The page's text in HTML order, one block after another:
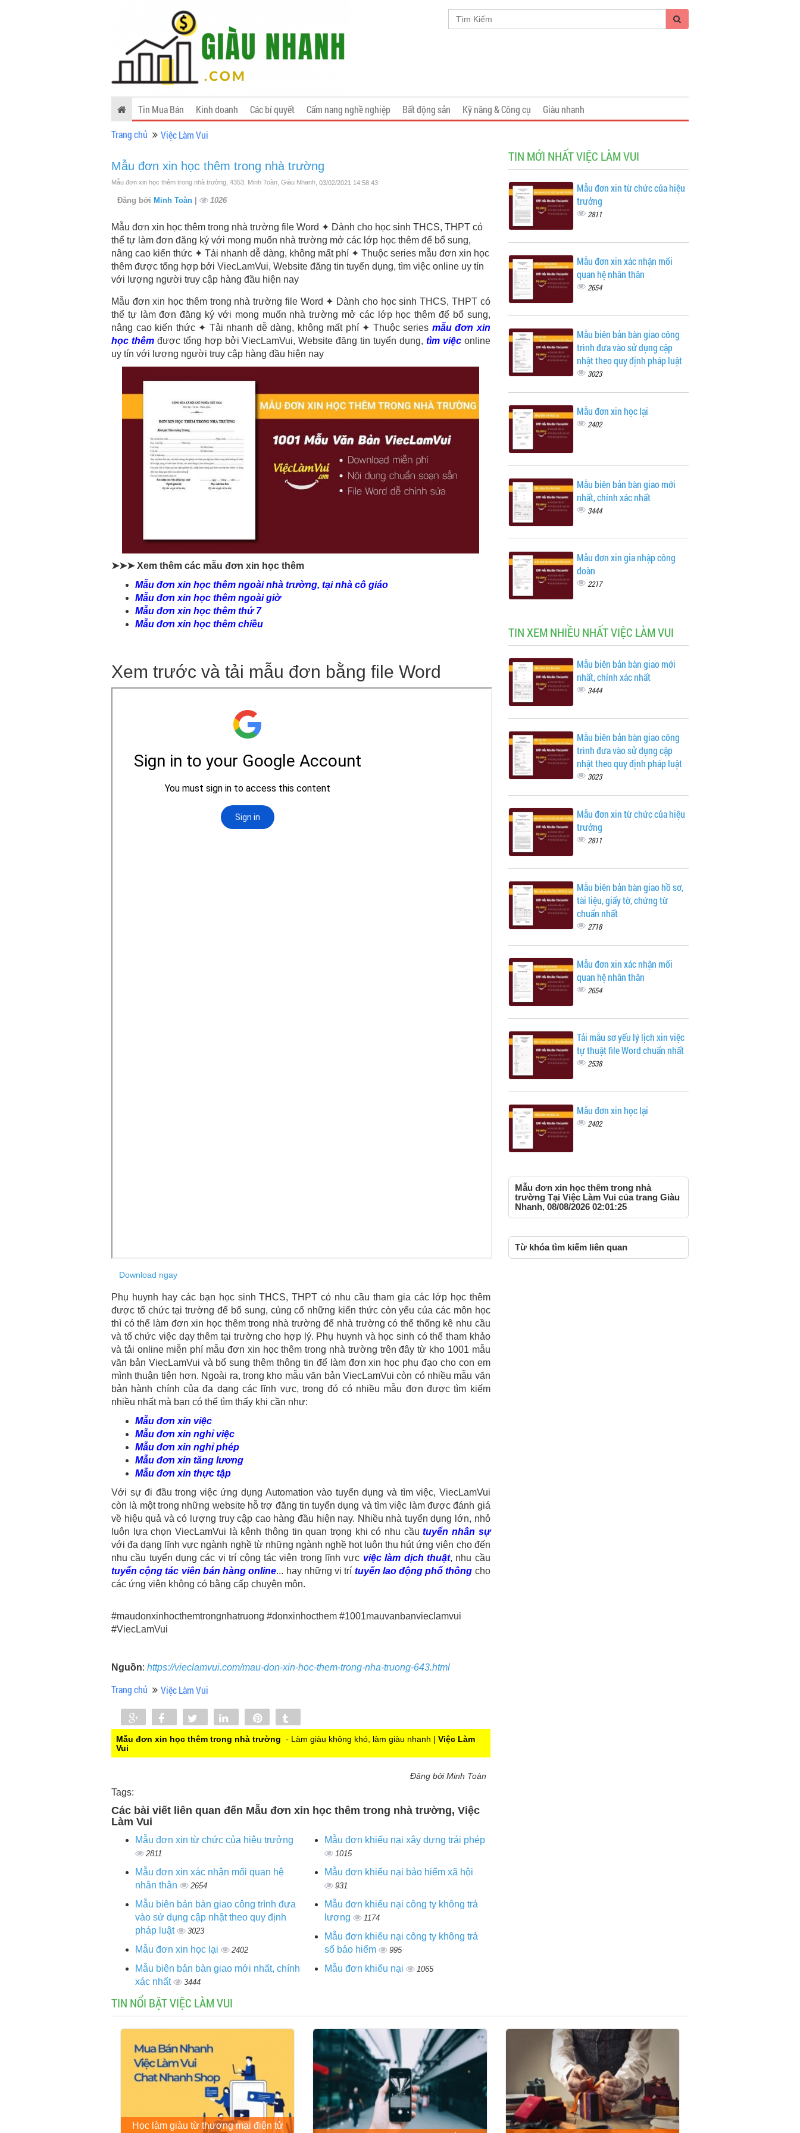
Tin Mua Bán Kinh doanh Các bí quyết Cẩm nang nghề nghiệp Bất động sản Kỹ năng & Công cụ
Giàu nhanh
Trang chủ
Việc Làm Vui
Mẫu đơn xin học thêm trong nhà trường
Mẫu đơn xin học thêm trong nhà trường, 4353, Minh Toàn, Giàu Nhanh , 03/02/2021 14:58:43
Đăng bởi Minh Toàn | 1026
Mẫu đơn xin học thêm trong nhà trường file Word ✦ Dành cho học sinh THCS, THPT có
thể tự làm đơn đăng ký với mong muốn nhà trường mở các lớp học thêm để bổ sung,
nâng cao kiến thức ✦ Tải nhanh dễ dàng, không mất phí ✦ Thuộc series mẫu đơn xin học
thêm được tổng hợp bởi ViecLamVui, Website đăng tin tuyển dụng, tìm việc online uy tín
với lượng người truy cập hàng đầu hiện nay
Mẫu đơn xin học thêm trong nhà trường file Word ✦ Dành cho học sinh THCS, THPT có
thể tự làm đơn đăng ký với mong muốn nhà trường mở các lớp học thêm để bổ sung,
nâng cao kiến thức ✦ Tải nhanh dễ dàng, không mất phí ✦ Thuộc series mẫu đơn xin
học thêmđược tổng hợp bởi ViecLamVui, Website đăng tin tuyển dụng, tìm việconline
uy tín với lượng người truy cập hàng đầu hiện nay
➤➤➤ Xem thêm các mẫu đơn xin học thêm
Mẫu đơn xin học thêm ngoài nhà trường, tại nhà cô giáo
Mẫu đơn xin học thêm ngoài giờ
Mẫu đơn xin học thêm thứ 7
Mẫu đơn xin học thêm chiều
Xem trước và tải mẫu đơn bằng file Word
Download ngay
Phụ huynh hay các bạn học sinh THCS, THPT có nhu cầu tham gia các lớp học thêm
được tổ chức tại trường để bổ sung, củng cố những kiến thức còn yếu của các môn học
thì có thể làm đơn xin học thêm trong nhà trường để nhà trường có thể thống kê nhu cầu
và tổ chức việc dạy thêm tại trường cho hợp lý. Phụ huynh và học sinh có thể tham khảo
và tải online miễn phí mẫu đơn xin học thêm trong nhà trường trên đây từ kho 1001 mẫu
văn bản ViecLamVui và bổ sung thêm thông tin để làm đơn xin học phụ đạo cho con em
mình thuận tiện hơn. Ngoài ra, trong kho mẫu văn bản ViecLamVui còn có nhiều mẫu văn
bản hành chính của đa dạng các lĩnh vực, trong đó có nhiều mẫu đơn được tìm kiếm
nhiều nhất mà bạn có thể tìm thấy khi cần như:
Mẫu đơn xin việc
Mẫu đơn xin nghỉ việc
Mẫu đơn xin nghỉ phép
Mẫu đơn xin tăng lương
Mẫu đơn xin thực tập
Với sự đi đầu trong việc ứng dụng Automation vào tuyển dụng và tìm việc, ViecLamVui
còn là một trong những website hỗ trợ đăng tin tuyển dụng và tìm việc làm được đánh giá
về hiệu quả và có lượng truy cập cao hàng đầu hiện nay. Nhiều nhà tuyển dụng lớn, nhỏ
luôn lựa chọn ViecLamVui là kênh thông tin quan trọng khi có nhu cầutuyển nhân sự
với đa dạng lĩnh vực ngành nghề từ những ngành nghề hot luôn thu hút ứng viên cho đến
nhu cầu tuyển dụng các vị trí cộng tác viên trong lĩnh vực việc làm dịch thuật, nhu cầu
tuyển cộng tác viên bán hàng online... hay những vị trí tuyển lao động phổ thông cho
các ứng viên không có bằng cấp chuyên môn.
#maudonxinhocthemtrongnhatruong #donxinhocthem #1001mauvanbanvieclamvui
#ViecLamVui
Nguồn: https://vieclamvui.com/mau-don-xin-hoc-them-trong-nha-truong-643.html
Trang chủ Việc Làm Vui
Share Share Tweet Share
0
Mẫu đơn xin học thêm trong nhà trường - Làm giàu không khó, làm giàu nhanh | Việc Làm
Vui
Đăng bởi Minh Toàn
Tags:
Các bài viết liên quan đến Mẫu đơn xin học thêm trong nhà trường, Việc
Làm Vui
Mẫu đơn xin từ chức của hiệu trưởng
2811
Mẫu đơn xin xác nhận mối quan hệ
nhân thân
2654
Mẫu biên bản bàn giao công trình đưa
vào sử dụng cập nhật theo quy định
pháp luật
3023
Mẫu đơn xin học lại 2402
Mẫu biên bản bàn giao mới nhất, chính
xác nhất
3444
Mẫu đơn khiếu nại xây dựng trái phép
1015
Mẫu đơn khiếu nại bảo hiểm xã hội
931
Mẫu đơn khiếu nại công ty không trả
lương
1174
Mẫu đơn khiếu nại công ty không trả
sổ bảo hiểm
995
Mẫu đơn khiếu nại 1065
TIN MỚI NHẤT VIỆC LÀM VUI
Mẫu đơn xin từ chức của hiệu
trưởng
2811
Mẫu đơn xin xác nhận mối
quan hệ nhân thân
2654
Mẫu biên bản bàn giao công
trình đưa vào sử dụng cập
nhật theo quy định pháp luật
3023
Mẫu đơn xin học lại
2402
Mẫu biên bản bàn giao mới
nhất, chính xác nhất
3444
Mẫu đơn xin gia nhập công
đoàn
2217
TIN XEM NHIỀU NHẤT VIỆC LÀM VUI
Mẫu biên bản bàn giao mới
nhất, chính xác nhất
3444
Mẫu biên bản bàn giao công
trình đưa vào sử dụng cập
nhật theo quy định pháp luật
3023
Mẫu đơn xin từ chức của hiệu
trưởng
2811
Mẫu biên bản bàn giao hồ sơ,
tài liệu, giấy tờ, chứng từ
chuẩn nhất
2718
Mẫu đơn xin xác nhận mối
quan hệ nhân thân
2654
Tải mẫu sơ yếu lý lịch xin việc
tự thuật file Word chuẩn nhất
2538
Mẫu đơn xin học lại
2402
Mẫu đơn xin học thêm trong nhà
trường Tại Việc Làm Vui của trang Giàu
Nhanh, 08/08/2026 02:01:25
Từ khóa tìm kiếm liên quan
TIN NỔI BẬT VIỆC LÀM VUI
Học làm giàu từ thương mại điện tử